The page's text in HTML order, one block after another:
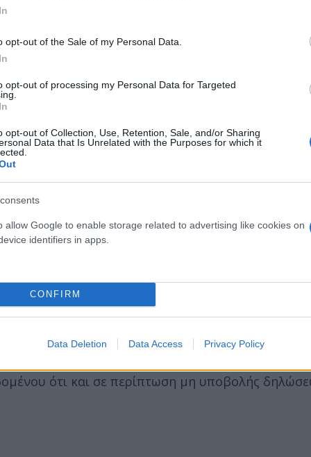
opt-out of the Sale of my Personal Data.
opt-out of processing my Personal Data for Targeted
opt-out of Collection, Use, Retention, Sale, and/or Sharing
Data that Is Unrelated with the Purposes for which it
allow Google to enable storage related to advertising like cookies on
identifiers in apps.
CONFIRM
Data Deletion Data Access Privacy Policy
των δόσεων της ρύθμισης και για
δεν πληρώσει μία δόση το σύστημα θα
για τη δόση που δεν κατέβαλε αλλά και
ο συναγερμός της εφορίας θα
μηνιαία δόση της ρύθμισής του και βρίσκεται
περίπτωση αυτή, το σύστημα θα τον ειδοποιεί
θα τεθεί εκτός ρύθμισης.
υποβολής μιας δήλωσης φορολογίας
ότι και σε περίπτωση μη υποβολής